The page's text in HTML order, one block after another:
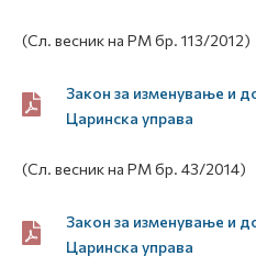
(Сл. весник на РМ бр. 113/2012)
Закон за изменување и
Царинска управа
(Сл. весник на РМ бр. 43/2014)
Закон за изменување и
Царинска управа